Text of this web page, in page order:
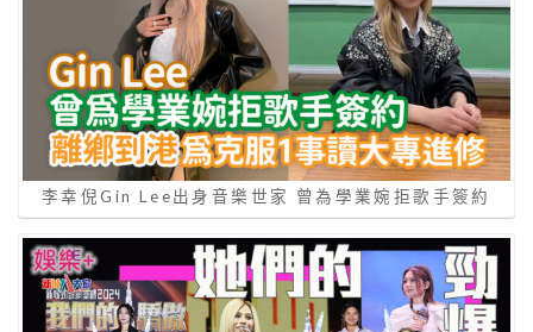
李幸倪Gin Lee出身音樂世家 曾為學業婉拒歌手簽約